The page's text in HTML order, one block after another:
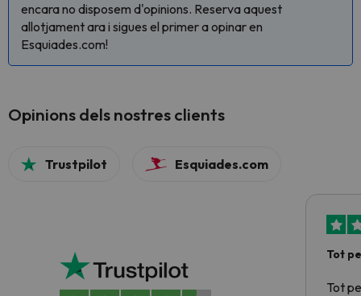
encara no disposem d'opinions. Reserva aquest
allotjament ara i sigues el primer a opinar en
Esquiades.com!
Opinions dels nostres clients
Trustpilot Esquiades.com
Tot
Tot